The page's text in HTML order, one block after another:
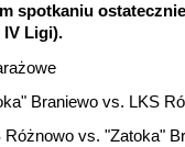
spotkaniu
IV Ligi).
Braniewo vs. LKS
Różnowo vs. "Zatoka"